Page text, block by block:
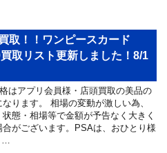
取！！ワンピースカード
取リスト更新しました！8/1
はアプリ会員様・店頭買取の美品の
ります。 相場の変動が激しい為、
態・相場等で金額が予告なく大きく
合がございます。PSAは、おひとり様
…